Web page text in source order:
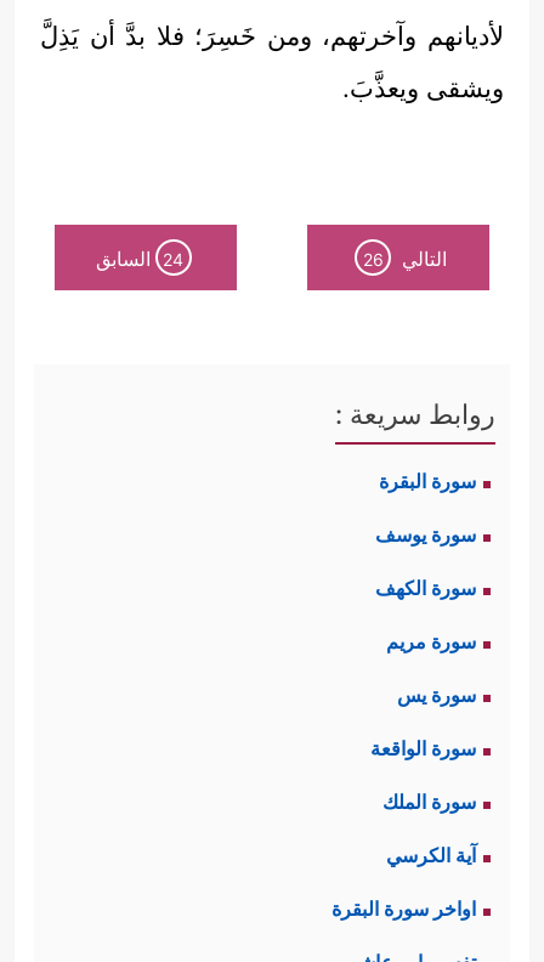
لأديانهم وآخرتهم، ومن خَسِرَ؛ فلا بدَّ أن يَذِلَّ
ويشقى ويعذَّبَ.
التالي 26
24 السابق
روابط سريعة :
سورة البقرة
سورة يوسف
سورة الكهف
سورة مريم
سورة يس
سورة الواقعة
سورة الملك
آية الكرسي
اواخر سورة البقرة